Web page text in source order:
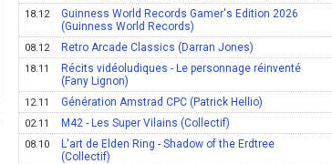
18.12
Guinness World Records Gamer's Edition 2026
(Guinness World Records)
08.12 Retro Arcade Classics (Darran Jones)
18.11
Récits vidéoludiques - Le personnage réinventé
(Fany Lignon)
12.11 Génération Amstrad CPC (Patrick Hellio)
02.11 M42 - Les Super Vilains (Collectif)
08.10
L'art de Elden Ring - Shadow of the Erdtree
(Collectif)